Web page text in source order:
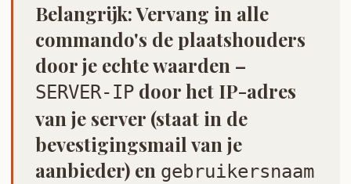
Belangrijk:Vervang in alle
commando's de plaatshouders
door je echte waarden –
SERVER-IP door het IP-adres
van je server (staat in de
bevestigingsmail van je
aanbieder) en gebruikersnaam